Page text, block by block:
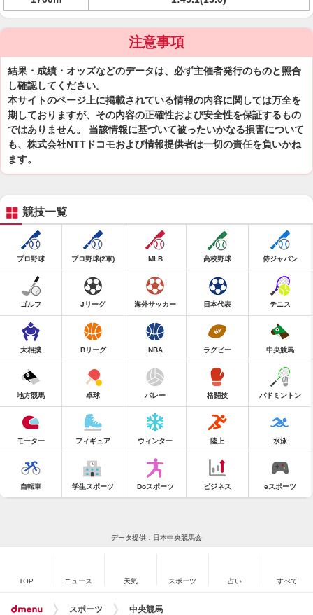
注意事項
結果・成績・オッズなどのデータは、必ず主催者発行のものと照合
し確認してください。
本サイトのページ上に掲載されている情報の内容に関しては万全を
期しておりますが、その内容の正確性および安全性を保証するもの
ではありません。 当該情報に基づいて被ったいかなる損害について
も、株式会社NTTドコモおよび情報提供者は一切の責任を負いかね
ます。
競技一覧
プロ野球 プロ野球(2軍) MLB 高校野球 侍ジャパン
ゴルフ Jリーグ 海外サッカー 日本代表 テニス
大相撲 Bリーグ NBA ラグビー 中央競馬
地方競馬 卓球 バレー 格闘技 バドミントン
モーター フィギュア ウィンター 陸上 水泳
自転車 学生スポーツ Doスポーツ ビジネス eスポーツ
データ提供：日本中央競馬会
TOP ニュース 天気 スポーツ 占い すべて
スポーツ 中央競馬